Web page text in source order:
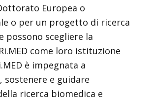
Europea o
o per un progetto di ricerca
possono scegliere la
come loro istituzione
è impegnata a
sostenere e guidare
ricerca biomedica e